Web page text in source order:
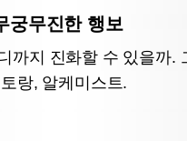
궁무진한 행보
까지 진화할 수 있을까.
랑, 알케미스트.